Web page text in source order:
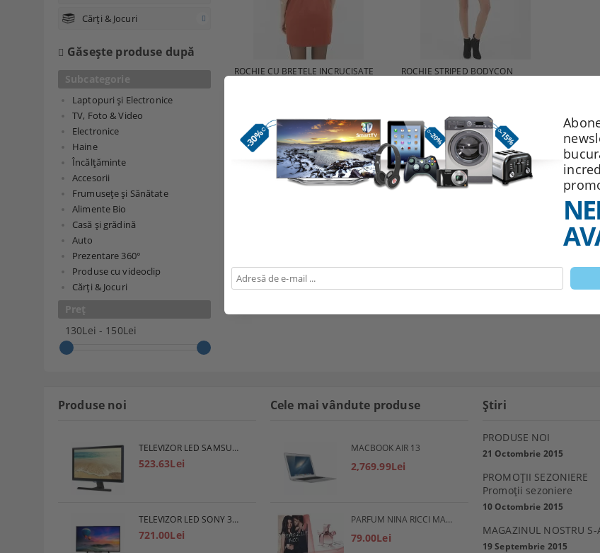
Cărți & Jocuri
Găseşte produse după
Subcategorie
Laptopuri și Electronice
TV, Foto & Video
Electronice
Haine
Încălțăminte
Accesorii
Frumusețe și Sănătate
Alimente Bio
Casă și grădină
Auto
Prezentare 360°
Produse cu videoclip
Cărți & Jocuri
Preț
130Lei - 150Lei
ROCHIE CU BRETELE INCRUCISATE
Vezi detalii
ROCHIE STRIPED BODYCON
Page 1 of 1
Produse noi
TELEVIZOR LED SAMSUNG
523.63Lei
TELEVIZOR LED SONY 32R400CB, 32" (80 СМ), HD
721.00Lei
Cele mai vândute produse
MACBOOK AIR 13
2,769.99Lei
PARFUM NINA RICCI MADEMOISELLE RICCI
79.00Lei
Ştiri
PRODUSE NOI
21 Octombrie 2015
PROMOŢII SEZONIERE
Promoţii sezoniere
10 Octombrie 2015
MAGAZINUL NOSTRU S-
19 Septembrie 2015